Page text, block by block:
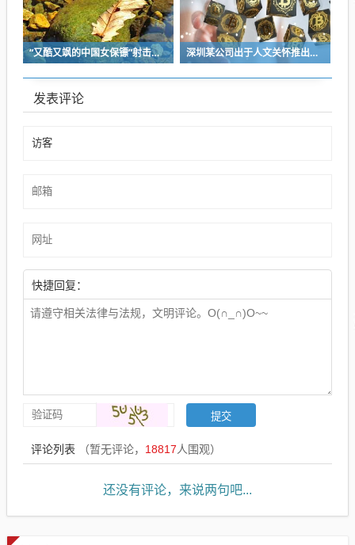
“又酷又飒的中国女保镖”射击夺冠 深圳某公司出于人文关怀推出内部托管，结果无孩单身员工举报了，核心理由有两个
发表评论
快捷回复：
评论列表 （暂无评论， 18817人围观）
还没有评论，来说两句吧...